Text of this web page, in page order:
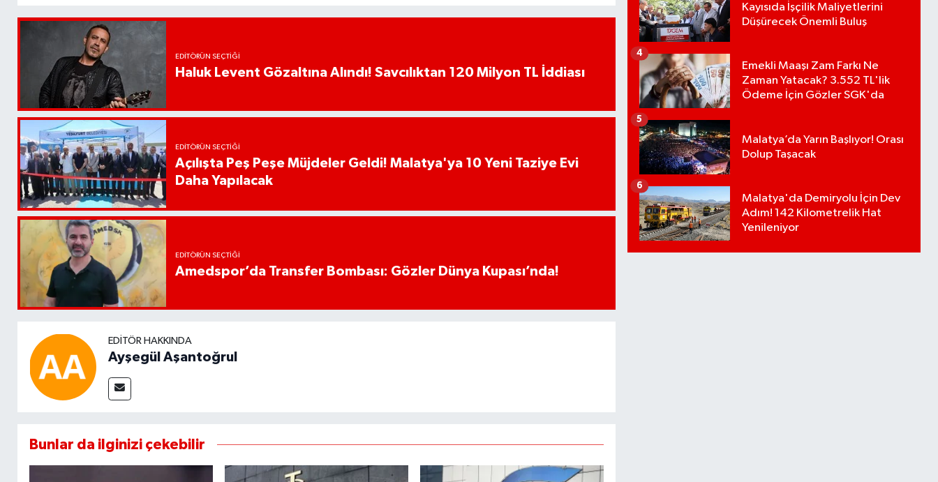
EDITÖRÜN SEÇTIĞI
Haluk Levent Gözaltına Alındı! Savcılıktan 120 Milyon TL İddiası
EDITÖRÜN SEÇTIĞI
Açılışta Peş Peşe Müjdeler Geldi! Malatya'ya 10 Yeni Taziye Evi
Daha Yapılacak
EDITÖRÜN SEÇTIĞI
Amedspor’da Transfer Bombası: Gözler Dünya Kupası’nda!
EDITÖR HAKKINDA
Ayşegül Aşantoğrul
Bunlar da ilginizi çekebilir
Kayısıda İşçilik Maliyetlerini
Düşürecek Önemli Buluş
Emekli Maaşı Zam Farkı Ne
Zaman Yatacak? 3.552 TL'lik
Ödeme İçin Gözler SGK'da
4
Malatya’da Yarın Başlıyor! Orası
Dolup Taşacak
5
Malatya'da Demiryolu İçin Dev
Adım! 142 Kilometrelik Hat
Yenileniyor
6